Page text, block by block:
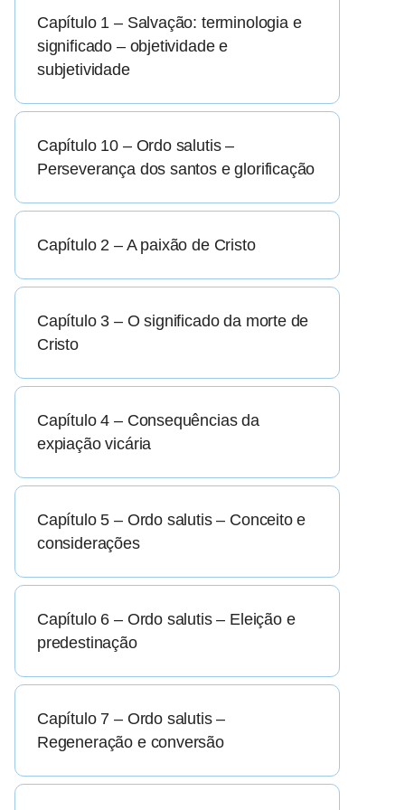
Capítulo 1 – Salvação: terminologia e
significado – objetividade e
subjetividade
Capítulo 10 – Ordo salutis –
Perseverança dos santos e glorificação
Capítulo 2 – A paixão de Cristo
Capítulo 3 – O significado da morte de
Cristo
Capítulo 4 – Consequências da
expiação vicária
Capítulo 5 – Ordo salutis – Conceito e
considerações
Capítulo 6 – Ordo salutis – Eleição e
predestinação
Capítulo 7 – Ordo salutis –
Regeneração e conversão